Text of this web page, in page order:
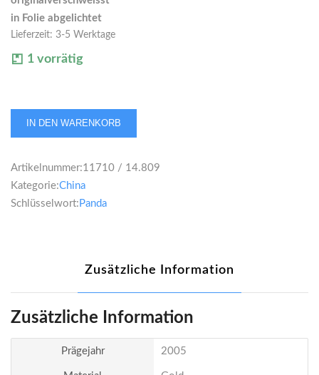
in Folie abgelichtet
Lieferzeit: 3-5 Werktage
1 vorrätig
China
Yuan
2005
1/4
IN DEN WARENKORB
Artikelnummer:11710 / 14.809
Kategorie:China
Schlüsselwort: Panda
Zusätzliche Information
Zusätzliche Information
Prägejahr 2005